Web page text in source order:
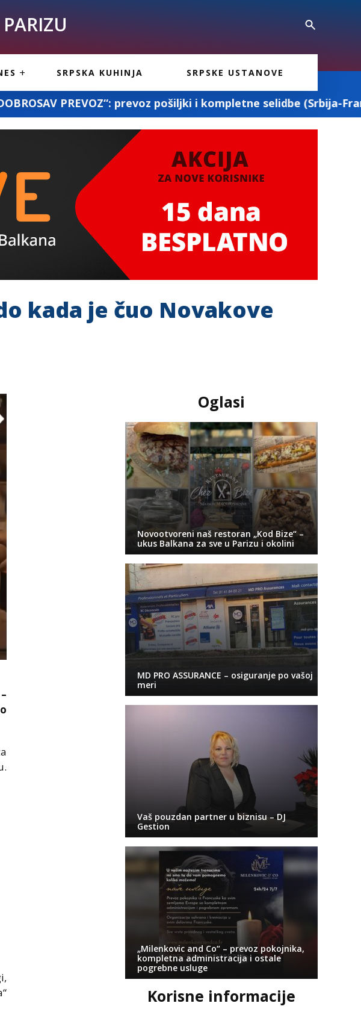
SRPSKA KUHINJA SRPSKE USTANOVE
prevoz pošiljki i kompletne selidbe (Srbija-Francuska-Srbija)
kada je čuo Novakove
Oglasi
Novootvoreni naš restoran „Kod Bize“ –
ukus Balkana za sve u Parizu i okolini
MD PRO ASSURANCE – osiguranje po vašoj
meri
Vaš pouzdan partner u biznisu – DJ
Gestion
„Milenkovic and Co“ – prevoz pokojnika,
kompletna administracija i ostale
pogrebne usluge
Korisne informacije